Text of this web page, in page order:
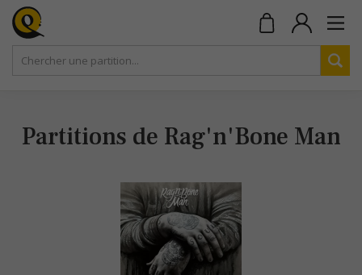
Partitions de Rag'n'Bone Man